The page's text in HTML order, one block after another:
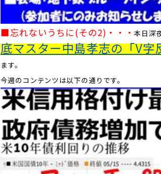
■忘れないうちに(その2) ・・・本日深
底マスター中島孝志の「V
ます。
今週のコンテンツは以下の通りです。